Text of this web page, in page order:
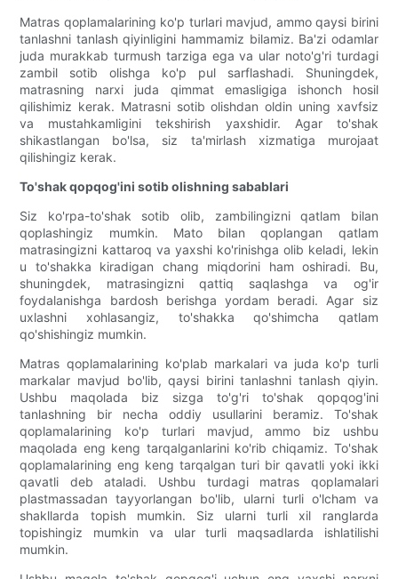
Matras qoplamalarining ko'p turlari mavjud, ammo qaysi birini
tanlashni tanlash qiyinligini hammamiz bilamiz. Ba'zi odamlar
juda murakkab turmush tarziga ega va ular noto'g'ri turdagi
zambil sotib olishga ko'p pul sarflashadi. Shuningdek,
matrasning narxi juda qimmat emasligiga ishonch hosil
qilishimiz kerak. Matrasni sotib olishdan oldin uning xavfsiz
va mustahkamligini tekshirish yaxshidir. Agar to'shak
shikastlangan bo'lsa, siz ta'mirlash xizmatiga murojaat
qilishingiz kerak.
To'shak qopqog'ini sotib olishning sabablari
Siz ko'rpa-to'shak sotib olib, zambilingizni qatlam bilan
qoplashingiz mumkin. Mato bilan qoplangan qatlam
matrasingizni kattaroq va yaxshi ko'rinishga olib keladi, lekin
u to'shakka kiradigan chang miqdorini ham oshiradi. Bu,
shuningdek, matrasingizni qattiq saqlashga va og'ir
foydalanishga bardosh berishga yordam beradi. Agar siz
uxlashni xohlasangiz, to'shakka qo'shimcha qatlam
qo'shishingiz mumkin.
Matras qoplamalarining ko'plab markalari va juda ko'p turli
markalar mavjud bo'lib, qaysi birini tanlashni tanlash qiyin.
Ushbu maqolada biz sizga to'g'ri to'shak qopqog'ini
tanlashning bir necha oddiy usullarini beramiz. To'shak
qoplamalarining ko'p turlari mavjud, ammo biz ushbu
maqolada eng keng tarqalganlarini ko'rib chiqamiz. To'shak
qoplamalarining eng keng tarqalgan turi bir qavatli yoki ikki
qavatli deb ataladi. Ushbu turdagi matras qoplamalari
plastmassadan tayyorlangan bo'lib, ularni turli o'lcham va
shakllarda topish mumkin. Siz ularni turli xil ranglarda
topishingiz mumkin va ular turli maqsadlarda ishlatilishi
mumkin.